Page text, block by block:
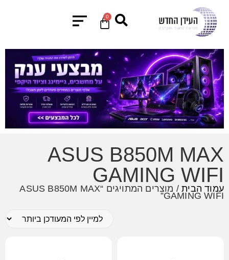
0
ASUS B850M MAX
GAMING WIFI
עמוד הבית / מוצרים המתויגים “ASUS B850M MAX
GAMING WIFI”